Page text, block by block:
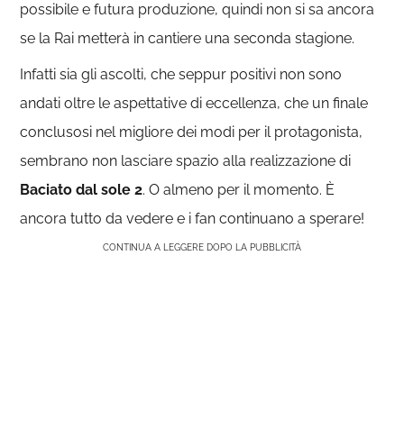
possibile e futura produzione, quindi non si sa ancora
se la Rai metterà in cantiere una seconda stagione.
Infatti sia gli ascolti, che seppur positivi non sono
andati oltre le aspettative di eccellenza, che un finale
conclusosi nel migliore dei modi per il protagonista,
sembrano non lasciare spazio alla realizzazione di
Baciato dal sole 2. O almeno per il momento. È
ancora tutto da vedere e i fan continuano a sperare!
CONTINUA A LEGGERE DOPO LA PUBBLICITÀ